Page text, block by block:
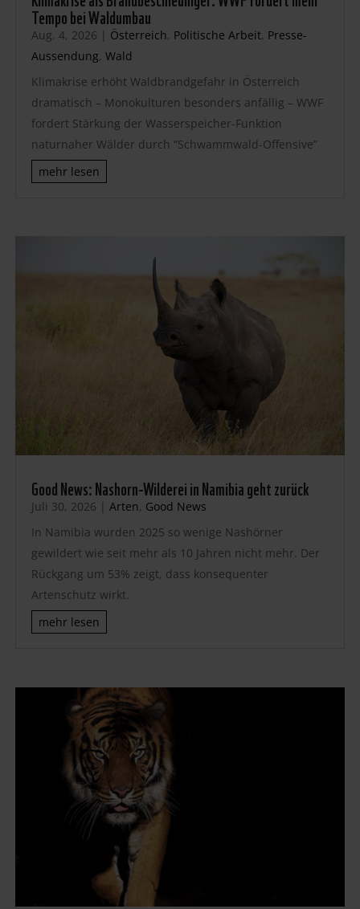
Tempo bei Waldumbau
Aug. 4, 2026 | Österreich, Politische Arbeit, Presse-
Aussendung, Wald
Klimakrise erhöht Waldbrandgefahr in Österreich
dramatisch – Monokulturen besonders anfällig – WWF
fordert Stärkung der Wasserspeicher-Funktion
naturnaher Wälder durch “Schwammwald-Offensive”
mehr lesen
Good News: Nashorn-Wilderei in Namibia geht zurück
Juli 30, 2026 | Arten, Good News
In Namibia wurden 2025 so wenige Nashörner
gewildert wie seit mehr als 10 Jahren nicht mehr. Der
Rückgang um 53% zeigt, dass konsequenter
Artenschutz wirkt.
mehr lesen